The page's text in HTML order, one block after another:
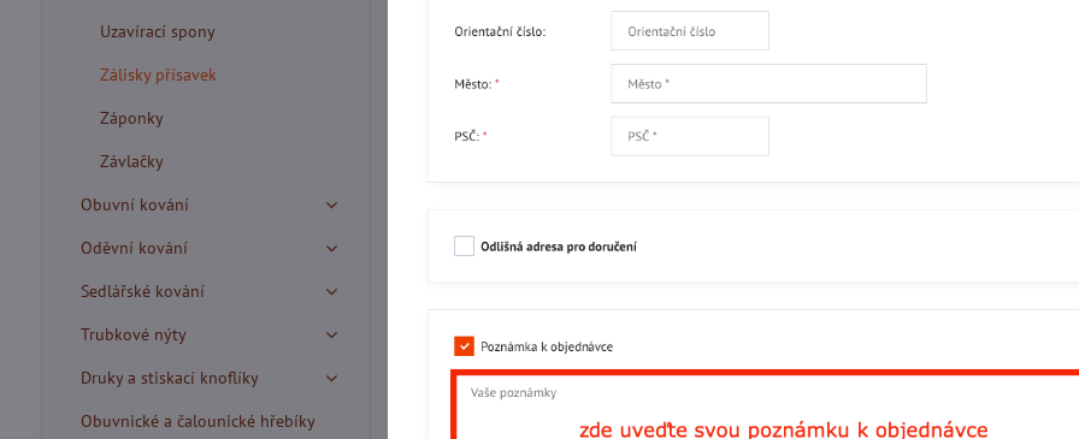
Uzavírací spony
Zálisky přísavek
Záponky
Závlačky
Obuvní kování
Oděvní kování
Sedlářské kování
Trubkové nýty
Druky a stiskací knoflíky
Obuvnické a čalounické hřebíky